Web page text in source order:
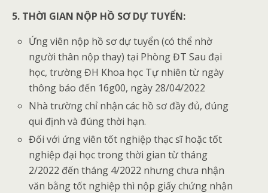
5. THỜI GIAN NỘP HỒ SƠ DỰ TUYỂN:
Ứng viên nộp hồ sơ dự tuyển (có thể nhờ
người thân nộp thay) tại Phòng ĐT Sau đại
học, trường ĐH Khoa học Tự nhiên từ ngày
thông báo đến 16g00, ngày 28/04/2022
Nhà trường chỉ nhận các hồ sơ đầy đủ, đúng
qui định và đúng thời hạn.
Đối với ứng viên tốt nghiệp thạc sĩ hoặc tốt
nghiệp đại học trong thời gian từ tháng
2/2022 đến tháng 4/2022 nhưng chưa nhận
văn bằng tốt nghiệp thì nộp giấy chứng nhận